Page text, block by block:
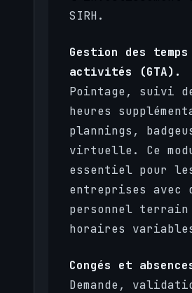
SIRH.
Gestion des
activités (GTA).
Pointage, suivi
heures
plannings,
virtuelle. Ce
essentiel pour
entreprises avec
personnel terrain
horaires
Congés et
Demande,